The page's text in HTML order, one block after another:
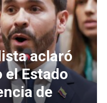
aclaró
el Estado
de